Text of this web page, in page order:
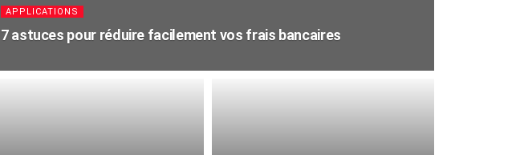
APPLICATIONS
7 astuces pour réduire facilement vos frais bancaires